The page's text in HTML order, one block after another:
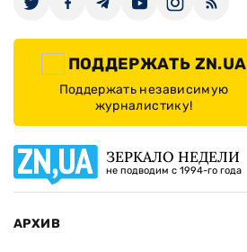
ПОДДЕРЖАТЬ ZN.UA
Поддержать независимую
журналистику!
ЗЕРКАЛО НЕДЕЛИ
не подводим с 1994-го года
АРХИВ